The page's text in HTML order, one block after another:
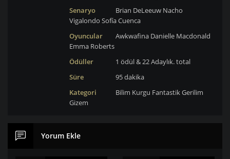
Senaryo
Brian DeLeeuw Nacho
Vigalondo Sofía Cuenca
Oyuncular
Awkwafina Danielle Macdonald
Emma Roberts
Ödüller
1 ödül & 22 Adaylık. total
Süre
95 dakika
Kategori
Bilim Kurgu FantastikGerilim
Gizem
Yorum Ekle